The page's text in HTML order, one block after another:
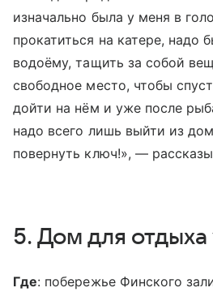
изначально была у меня в
прокатиться на катере, надо
водоёму, тащить за собой
свободное место, чтобы
дойти на нём и уже после
надо всего лишь выйти из
повернуть ключ!», —
5. Дом для отдыха
Где: побережье Финского